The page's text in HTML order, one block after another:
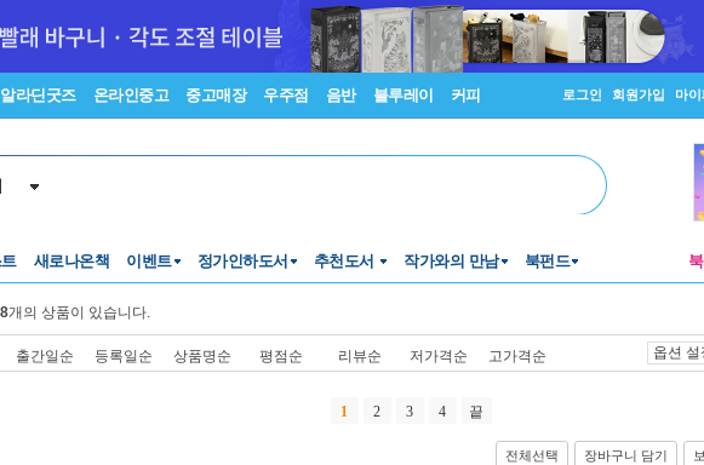
알라딘굿즈 온라인중고 중고매장 우주점 음반 블루레이 커피 로그인 회원가입 마
새로나온책 이벤트 정가인하도서 추천도서 작가와의 만남 북펀드
개의 상품이 있습니다.
출간일순 등록일순 상품명순 평점순 리뷰순 저가격순 고가격순 옵션 설
1 2 3 4 끝
전체선택 장바구니 담기